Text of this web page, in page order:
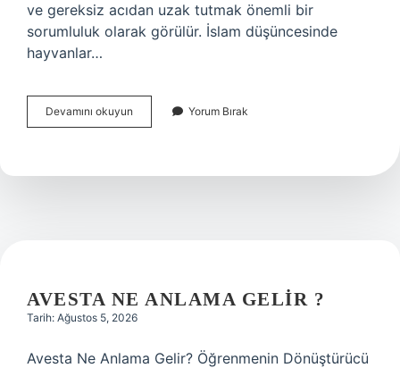
ve gereksiz acıdan uzak tutmak önemli bir
sorumluluk olarak görülür. İslam düşüncesinde
hayvanlar…
Devamını okuyun Dinimize
göre
davranmalıyız
Yorum Bırak
AVESTA NE ANLAMA GELIR ?
Tarih: Ağustos 5, 2026
Avesta Ne Anlama Gelir? Öğrenmenin Dönüştürücü